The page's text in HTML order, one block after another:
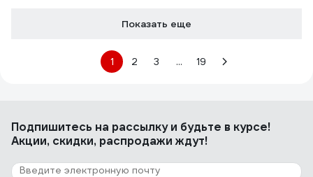
Показать еще
1 2 3 ... 19
Подпишитесь на рассылкуи будьте в курсе!
Акции, скидки, распродажи ждут!